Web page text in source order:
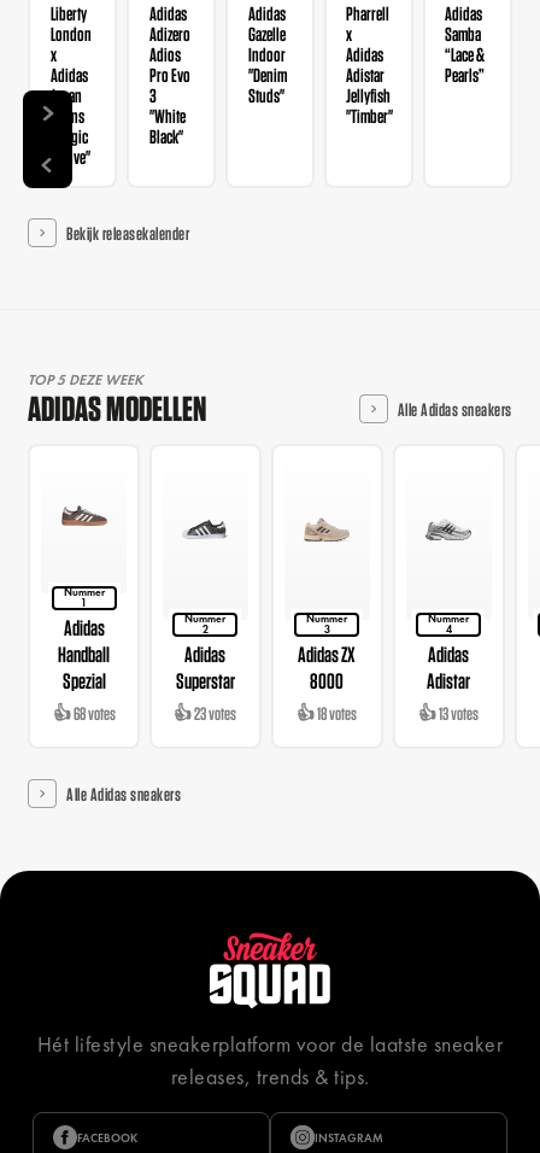
Liberty
London
x
Adidas
Japan
Wmns
"Magic
Mauve"
Adidas
Adizero
Adios
Pro Evo
3
"White
Black"
Adidas
Gazelle
Indoor
"Denim
Studs"
Pharrell
x
Adidas
Adistar
Jellyfish
"Timber"
Adidas
Samba
“Lace &
Pearls”
Bekijk releasekalender
TOP 5 DEZE WEEK
ADIDAS MODELLEN Alle Adidas sneakers
Nummer
1
Adidas
Handball
Spezial
👍 68 votes
Nummer
2
Adidas
Superstar
👍 23 votes
Nummer
3
Adidas ZX
8000
👍 18 votes
Nummer
4
Adidas
Adistar
👍 13 votes
Alle Adidas sneakers
Hét lifestyle sneakerplatform voor de laatste sneaker
releases, trends & tips.
FACEBOOK INSTAGRAM